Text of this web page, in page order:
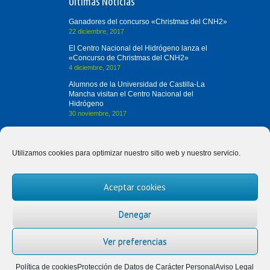
Utilizamos cookies para optimizar nuestro sitio web y nuestro servicio.
Aceptar cookies
Denegar
Ver preferencias
Política de cookiesProtección de Datos de Carácter PersonalAviso Legal
Ganadores del concurso «Christmas del CNH2»
22 diciembre, 2017
El Centro Nacional del Hidrógeno lanza el
«Concurso de Christmas del CNH2»
4 diciembre, 2017
Alumnos de la Universidad de Castilla-La
Mancha visitan el Centro Nacional del
Hidrógeno
30 noviembre, 2017
Contacta con Nosotros
(+34) 926 420 682
divulgah2@cnh2.es
13500 Puertollano (Ciudad Real)